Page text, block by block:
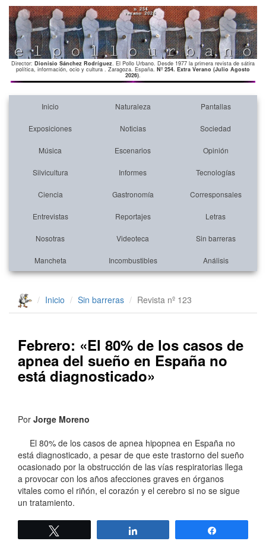
Director: Dionisio Sánchez Rodríguez. El Pollo Urbano. Desde 1977 la primera revista de sátira
política, información, ocio y cultura . Zaragoza. España. Nº 254. Extra Verano (Julio Agosto
2026).
Inicio Naturaleza Pantallas
Exposiciones Noticias Sociedad
Música Escenarios Opinión
Silvicultura Informes Tecnologías
Ciencia Gastronomía Corresponsales
Entrevistas Reportajes Letras
Nosotras Videoteca Sin barreras
Mancheta Incombustibles Análisis
Inicio Sin barreras Revista nº 123
Febrero: «El 80% de los casos de
apnea del sueño en España no
está diagnosticado»
Por Jorge Moreno
El 80% de los casos de apnea hipopnea en España no
está diagnosticado, a pesar de que este trastorno del sueño
ocasionado por la obstrucción de las vías respiratorias llega
a provocar con los años afecciones graves en órganos
vitales como el riñón, el corazón y el cerebro si no se sigue
un tratamiento.